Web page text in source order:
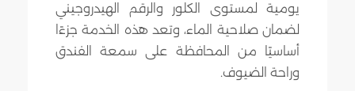
يومية لمستوى الكلور والرقم الهيدروجيني
لضمان صلاحية الماء، وتعد هذه الخدمة جزءًا
أساسيًا من المحافظة على سمعة الفندق
وراحة الضيوف.